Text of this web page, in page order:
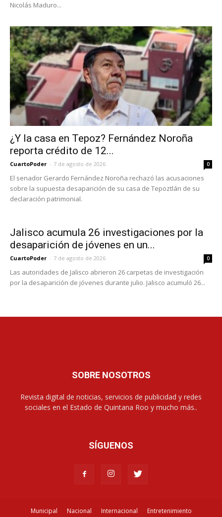
Nicolás Maduro...
¿Y la casa en Tepoz? Fernández Noroña
reporta crédito de 12...
CuartoPoder - 7 de agosto de 2026 0
El senador Gerardo Fernández Noroña rechazó las acusaciones
sobre la supuesta desaparición de su casa de Tepoztlán de su
declaración patrimonial.
Jalisco acumula 26 investigaciones por la
desaparición de jóvenes en un...
CuartoPoder - 7 de agosto de 2026 0
Las autoridades de Jalisco abrieron 26 carpetas de investigación
por la desaparición de jóvenes durante julio. Jalisco acumuló 26...
SOBRE NOSOTROS
Revista digital de noticias, servicios de publicidad y redes
sociales en el Estado de Quintana Roo y mucho más..
SÍGUENOS
Municipal Nacional Internacional Entretenimiento